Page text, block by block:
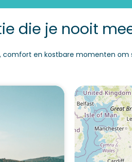
die je nooit
comfort en kostbare momenten om